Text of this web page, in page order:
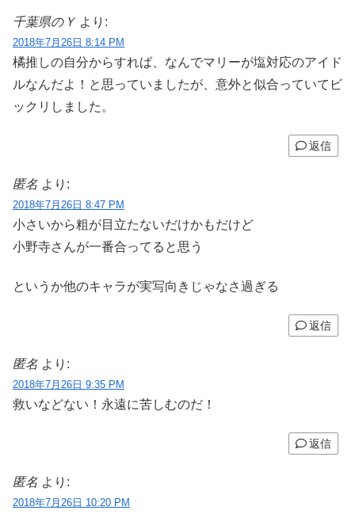
千葉県のＹ より:
2018年7月26日 8:14 PM
橘推しの自分からすれば、なんでマリーが塩対応のアイド
ルなんだよ！と思っていましたが、意外と似合っていてビ
ックリしました。
返信
匿名 より:
2018年7月26日 8:47 PM
小さいから粗が目立たないだけかもだけど
小野寺さんが一番合ってると思う
というか他のキャラが実写向きじゃなさ過ぎる
返信
匿名 より:
2018年7月26日 9:35 PM
救いなどない！永遠に苦しむのだ！
返信
匿名 より:
2018年7月26日 10:20 PM